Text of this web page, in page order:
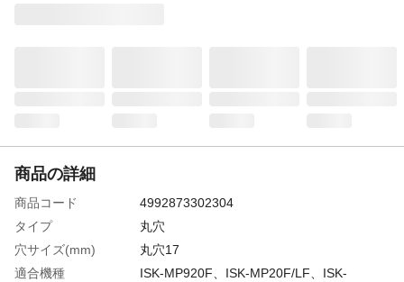
商品の詳細
商品コード
4992873302304
タイプ
丸穴
穴サイズ(mm)
丸穴17
適合機種
ISK-MP920F、ISK-MP20F/LF、ISK-